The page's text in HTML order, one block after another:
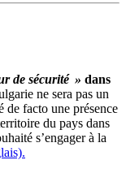
de sécurité » dans
ne sera pas un
de facto une présence
du pays dans
s’engager à la